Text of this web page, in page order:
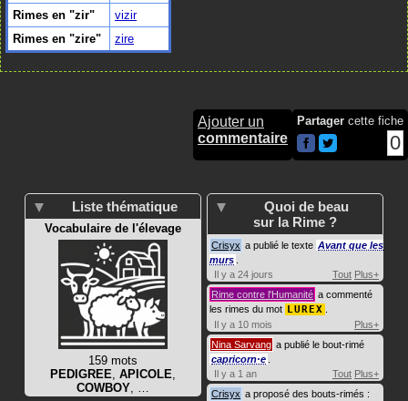
Rimes en "zir"
vizir
Rimes en "zire"
zire
Ajouter un
commentaire
Partager cette fiche
0
Liste thématique
Vocabulaire de l'élevage
159 mots
PEDIGREE, APICOLE,
COWBOY, …
Quoi de beau
sur la Rime ?
Crisyx a publié le texte Avant que les
murs .
Il y a 24 jours
Tout Plus+
Rime contre l'Humanité a commenté
les rimes du mot LUREX .
Il y a 10 mois
Plus+
Nina Sarvang a publié le bout-rimé
capricorn·e .
Il y a 1 an
Tout Plus+
Crisyx a proposé des bouts-rimés :